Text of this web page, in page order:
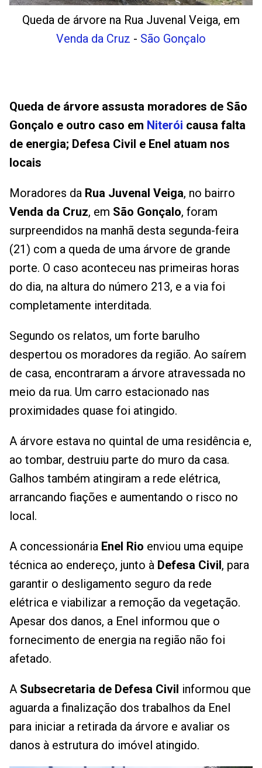
Queda de árvore na Rua Juvenal Veiga, em
Venda da Cruz - São Gonçalo
Queda de árvore assusta moradores de São
Gonçalo e outro caso em Niterói causa falta
de energia; Defesa Civil e Enel atuam nos
locais
Moradores da Rua Juvenal Veiga, no bairro
Venda da Cruz, em São Gonçalo, foram
surpreendidos na manhã desta segunda-feira
(21) com a queda de uma árvore de grande
porte. O caso aconteceu nas primeiras horas
do dia, na altura do número 213, e a via foi
completamente interditada.
Segundo os relatos, um forte barulho
despertou os moradores da região. Ao saírem
de casa, encontraram a árvore atravessada no
meio da rua. Um carro estacionado nas
proximidades quase foi atingido.
A árvore estava no quintal de uma residência e,
ao tombar, destruiu parte do muro da casa.
Galhos também atingiram a rede elétrica,
arrancando fiações e aumentando o risco no
local.
A concessionária Enel Rio enviou uma equipe
técnica ao endereço, junto à Defesa Civil, para
garantir o desligamento seguro da rede
elétrica e viabilizar a remoção da vegetação.
Apesar dos danos, a Enel informou que o
fornecimento de energia na região não foi
afetado.
A Subsecretaria de Defesa Civil informou que
aguarda a finalização dos trabalhos da Enel
para iniciar a retirada da árvore e avaliar os
danos à estrutura do imóvel atingido.